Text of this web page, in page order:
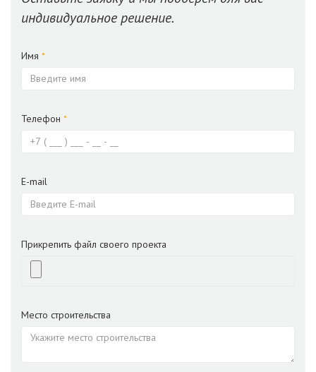
индивидуальное решение.
Имя *
Телефон *
E-mail
Прикрепить файл своего проекта
Место строительства